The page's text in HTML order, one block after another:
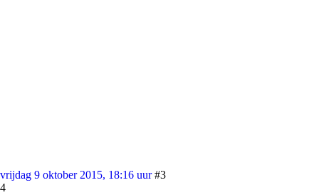
vrijdag 9 oktober 2015, 18:16 uur #3
4